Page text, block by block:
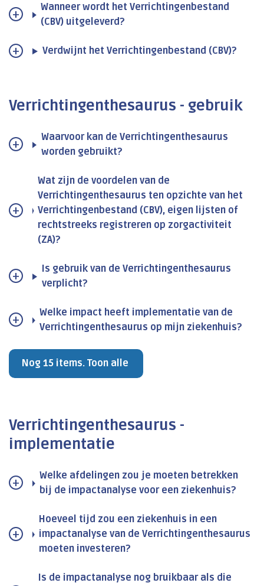
Wanneer wordt het Verrichtingenbestand
(CBV) uitgeleverd?
Verdwijnt het Verrichtingenbestand (CBV)?
Verrichtingenthesaurus - gebruik
Waarvoor kan de Verrichtingenthesaurus
worden gebruikt?
Wat zijn de voordelen van de
Verrichtingenthesaurus ten opzichte van het
Verrichtingenbestand (CBV), eigen lijsten of
rechtstreeks registreren op zorgactiviteit
(ZA)?
Is gebruik van de Verrichtingenthesaurus
verplicht?
Welke impact heeft implementatie van de
Verrichtingenthesaurus op mijn ziekenhuis?
Nog 15 items. Toon alle
Verrichtingenthesaurus -
implementatie
Welke afdelingen zou je moeten betrekken
bij de impactanalyse voor een ziekenhuis?
Hoeveel tijd zou een ziekenhuis in een
impactanalyse van de Verrichtingenthesaurus
moeten investeren?
Is de impactanalyse nog bruikbaar als die